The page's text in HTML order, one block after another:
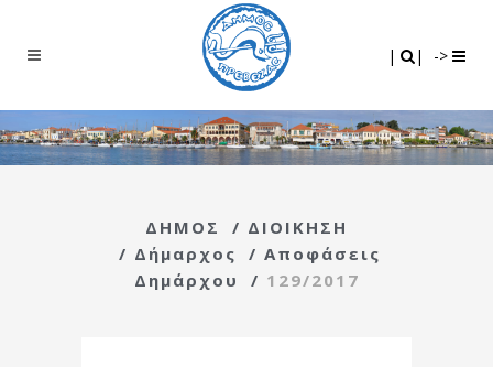
| | ->
ΔΗΜΟΣ / ΔΙΟΙΚΗΣΗ
/ Δήμαρχος / Αποφάσεις
Δημάρχου
/ 129/2017